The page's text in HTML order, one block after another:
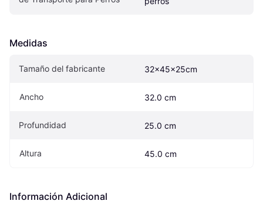
Medidas
Tamaño del fabricante 32x45x25cm
Ancho 32.0 cm
Profundidad 25.0 cm
Altura 45.0 cm
Información Adicional